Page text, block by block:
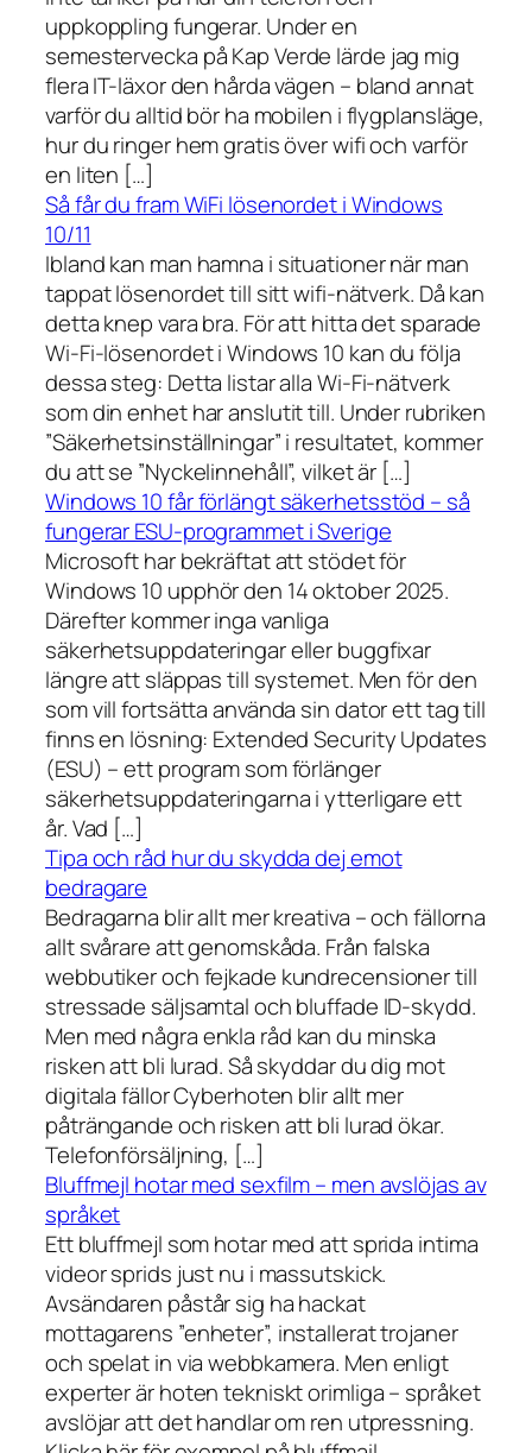
uppkoppling fungerar. Under en
semestervecka på Kap Verde lärde jag mig
flera IT-läxor den hårda vägen – bland annat
varför du alltid bör ha mobilen i flygplansläge,
hur du ringer hem gratis över wifi och varför
en liten […]
Så får du fram WiFi lösenordet i Windows
10/11
Ibland kan man hamna i situationer när man
tappat lösenordet till sitt wifi-nätverk. Då kan
detta knep vara bra. För att hitta det sparade
Wi-Fi-lösenordet i Windows 10 kan du följa
dessa steg: Detta listar alla Wi-Fi-nätverk
som din enhet har anslutit till. Under rubriken
”Säkerhetsinställningar” i resultatet, kommer
du att se ”Nyckelinnehåll”, vilket är […]
Windows 10 får förlängt säkerhetsstöd – så
fungerar ESU-programmet i Sverige
Microsoft har bekräftat att stödet för
Windows 10 upphör den 14 oktober 2025.
Därefter kommer inga vanliga
säkerhetsuppdateringar eller buggfixar
längre att släppas till systemet. Men för den
som vill fortsätta använda sin dator ett tag till
finns en lösning: Extended Security Updates
(ESU) – ett program som förlänger
säkerhetsuppdateringarna i ytterligare ett
år. Vad […]
Tipa och råd hur du skydda dej emot
bedragare
Bedragarna blir allt mer kreativa – och fällorna
allt svårare att genomskåda. Från falska
webbutiker och fejkade kundrecensioner till
stressade säljsamtal och bluffade ID-skydd.
Men med några enkla råd kan du minska
risken att bli lurad. Så skyddar du dig mot
digitala fällor Cyberhoten blir allt mer
påträngande och risken att bli lurad ökar.
Telefonförsäljning, […]
Bluffmejl hotar med sexfilm – men avslöjas av
språket
Ett bluffmejl som hotar med att sprida intima
videor sprids just nu i massutskick.
Avsändaren påstår sig ha hackat
mottagarens ”enheter”, installerat trojaner
och spelat in via webbkamera. Men enligt
experter är hoten tekniskt orimliga – språket
avslöjar att det handlar om ren utpressning.